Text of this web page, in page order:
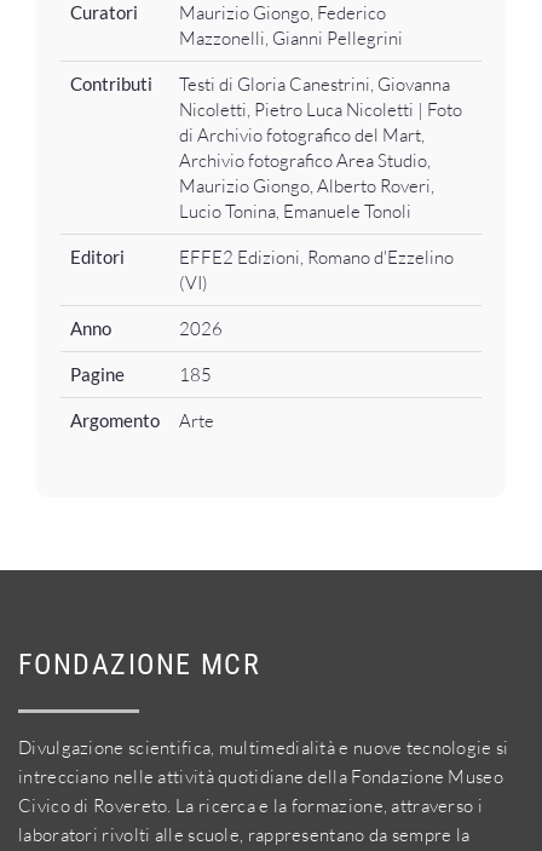
Curatori
Maurizio Giongo, Federico
Mazzonelli, Gianni Pellegrini
Contributi
Testi di Gloria Canestrini, Giovanna
Nicoletti, Pietro Luca Nicoletti | Foto
di Archivio fotografico del Mart,
Archivio fotografico Area Studio,
Maurizio Giongo, Alberto Roveri,
Lucio Tonina, Emanuele Tonoli
Editori
EFFE2 Edizioni, Romano d'Ezzelino
(VI)
Anno 2026
Pagine 185
Argomento Arte
FONDAZIONE MCR
Divulgazione scientifica, multimedialità e nuove tecnologie si
intrecciano nelle attività quotidiane della Fondazione Museo
Civico di Rovereto. La ricerca e la formazione, attraverso i
laboratori rivolti alle scuole, rappresentano da sempre la